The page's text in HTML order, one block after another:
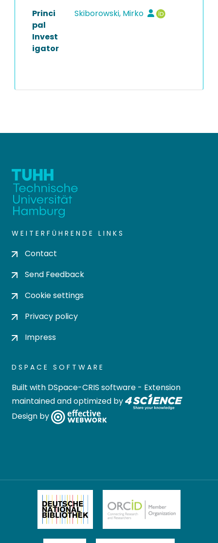
Princi
pal
Invest
igator
Skiborowski, Mirko
WEITERFÜHRENDE LINKS
Contact
Send Feedback
Cookie settings
Privacy policy
Impress
DSPACE SOFTWARE
Built with DSpace-CRIS software - Extension
maintained and optimized by
Design by